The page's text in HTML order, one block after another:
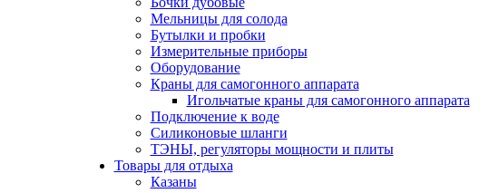
Мельницы для солода
Бутылки и пробки
Измерительные приборы
Оборудование
Краны для самогонного аппарата
Игольчатые краны для самогонного аппарата
Подключение к воде
Силиконовые шланги
ТЭНЫ, регуляторы мощности и плиты
Товары для отдыха
Казаны